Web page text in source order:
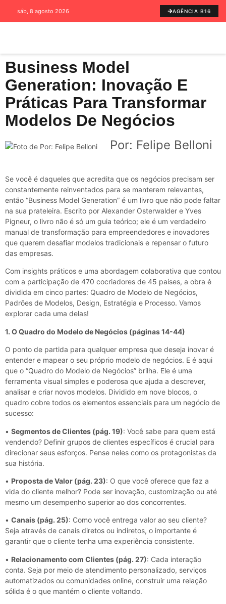
sáb, 8 agosto 2026 AGÊNCIA B16
Business Model
Generation: Inovação E
Práticas Para Transformar
Modelos De Negócios
Por: Felipe Belloni
Se você é daqueles que acredita que os negócios precisam ser
constantemente reinventados para se manterem relevantes,
então “Business Model Generation” é um livro que não pode faltar
na sua prateleira. Escrito por Alexander Osterwalder e Yves
Pigneur, o livro não é só um guia teórico; ele é um verdadeiro
manual de transformação para empreendedores e inovadores
que querem desafiar modelos tradicionais e repensar o futuro
das empresas.
Com insights práticos e uma abordagem colaborativa que contou
com a participação de 470 cocriadores de 45 países, a obra é
dividida em cinco partes: Quadro de Modelo de Negócios,
Padrões de Modelos, Design, Estratégia e Processo. Vamos
explorar cada uma delas!
1. O Quadro do Modelo de Negócios (páginas 14-44)
O ponto de partida para qualquer empresa que deseja inovar é
entender e mapear o seu próprio modelo de negócios. E é aqui
que o “Quadro do Modelo de Negócios” brilha. Ele é uma
ferramenta visual simples e poderosa que ajuda a descrever,
analisar e criar novos modelos. Dividido em nove blocos, o
quadro cobre todos os elementos essenciais para um negócio de
sucesso:
• Segmentos de Clientes (pág. 19): Você sabe para quem está
vendendo? Definir grupos de clientes específicos é crucial para
direcionar seus esforços. Pense neles como os protagonistas da
sua história.
• Proposta de Valor (pág. 23): O que você oferece que faz a
vida do cliente melhor? Pode ser inovação, customização ou até
mesmo um desempenho superior ao dos concorrentes.
• Canais (pág. 25): Como você entrega valor ao seu cliente?
Seja através de canais diretos ou indiretos, o importante é
garantir que o cliente tenha uma experiência consistente.
• Relacionamento com Clientes (pág. 27): Cada interação
conta. Seja por meio de atendimento personalizado, serviços
automatizados ou comunidades online, construir uma relação
sólida é o que mantém o cliente voltando.